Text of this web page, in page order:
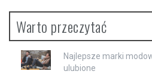
Warto przeczytać
Najlepsze marki
ulubione